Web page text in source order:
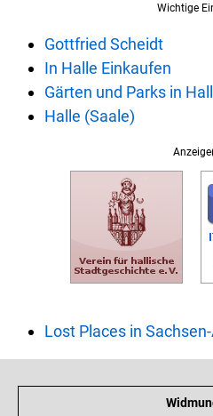
Wichtige
Gottfried Scheidt
In Halle Einkaufen
Gärten und Parks in
Halle (Saale)
Lost Places in